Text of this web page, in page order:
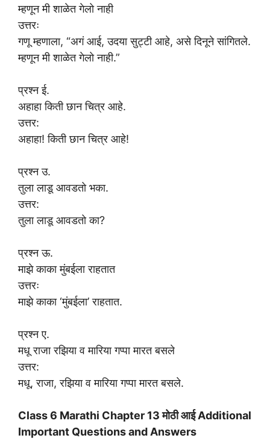
म्हणून मी शाळेत गेलो नाही
उत्तरः
गणू म्हणाला, “अगं आई, उदया सुट्टी आहे, असे दिनूने सांगितले.
म्हणून मी शाळेत गेलो नाही.”
प्रश्न ई.
अहाहा किती छान चित्र आहे.
उत्तर:
अहाहा! किती छान चित्र आहे!
प्रश्न उ.
तुला लाडू आवडतो भका.
उत्तर:
तुला लाडू आवडतो का?
प्रश्न ऊ.
माझे काका मुंबईला राहतात
उत्तरः
माझे काका ‘मुंबईला’ राहतात.
प्रश्न ए.
मधू राजा रझिया व मारिया गप्पा मारत बसले
उत्तर:
मधू, राजा, रझिया व मारिया गप्पा मारत बसले.
Class 6 Marathi Chapter 13 मोठी आई Additional
Important Questions and Answers